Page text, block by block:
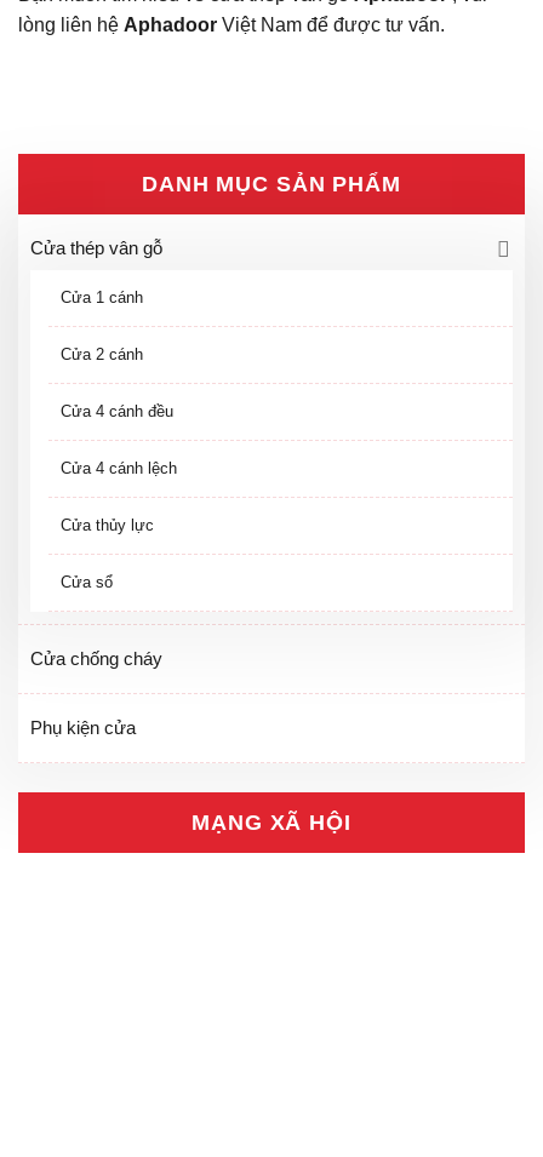
lòng liên hệ Aphadoor Việt Nam để được tư vấn.
DANH MỤC SẢN PHẨM
Cửa thép vân gỗ
Cửa 1 cánh
Cửa 2 cánh
Cửa 4 cánh đều
Cửa 4 cánh lệch
Cửa thủy lực
Cửa sổ
Cửa chống cháy
Phụ kiện cửa
MẠNG XÃ HỘI